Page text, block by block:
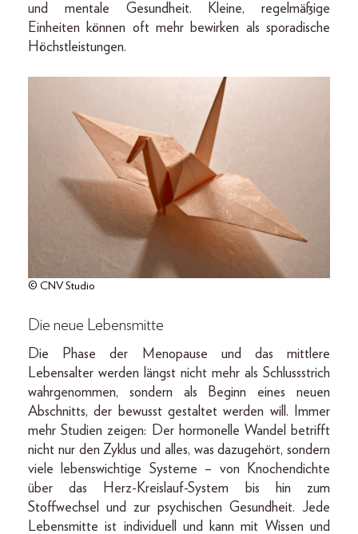
und mentale Gesundheit. Kleine, regelmäßige
Einheiten können oft mehr bewirken als sporadische
Höchstleistungen.
© CNV Studio
Die neue Lebensmitte
Die Phase der Menopause und das mittlere
Lebensalter werden längst nicht mehr als Schlussstrich
wahrgenommen, sondern als Beginn eines neuen
Abschnitts, der bewusst gestaltet werden will. Immer
mehr Studien zeigen: Der hormonelle Wandel betrifft
nicht nur den Zyklus und alles, was dazugehört, sondern
viele lebenswichtige Systeme – von Knochendichte
über das Herz-Kreislauf-System bis hin zum
Stoffwechsel und zur psychischen Gesundheit. Jede
Lebensmitte ist individuell und kann mit Wissen und